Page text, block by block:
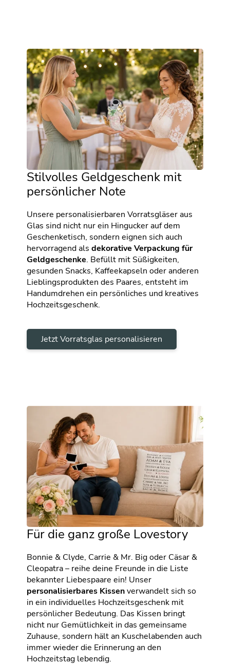
Stilvolles Geldgeschenk mit
persönlicher Note
Unsere personalisierbaren Vorratsgläser aus
Glas sind nicht nur ein Hingucker auf dem
Geschenketisch, sondern eignen sich auch
hervorragend als dekorative Verpackung für
Geldgeschenke. Befüllt mit Süßigkeiten,
gesunden Snacks, Kaffeekapseln oder anderen
Lieblingsprodukten des Paares, entsteht im
Handumdrehen ein persönliches und kreatives
Hochzeitsgeschenk.
Jetzt Vorratsglas personalisieren
Für die ganz große Lovestory
Bonnie & Clyde, Carrie & Mr. Big oder Cäsar &
Cleopatra – reihe deine Freunde in die Liste
bekannter Liebespaare ein! Unser
personalisierbares Kissenverwandelt sich so
in ein individuelles Hochzeitsgeschenk mit
persönlicher Bedeutung. Das Kissen bringt
nicht nur Gemütlichkeit in das gemeinsame
Zuhause, sondern hält an Kuschelabenden auch
immer wieder die Erinnerung an den
Hochzeitstag lebendig.